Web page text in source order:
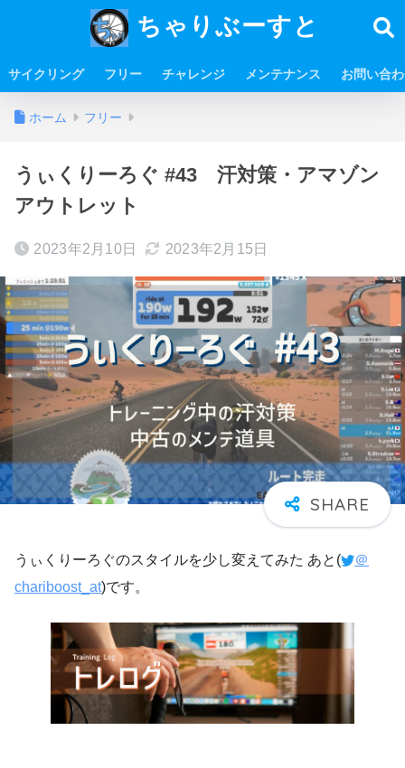
ちゃりぶーすと
サイクリング フリー チャレンジ メンテナンス お問い合
ホーム フリー
うぃくりーろぐ #43 汗対策・アマゾン
アウトレット
2023年2月10日 2023年2月15日
うぃくりーろぐのスタイルを少し変えてみた あと(
＠
chariboost_at)です。